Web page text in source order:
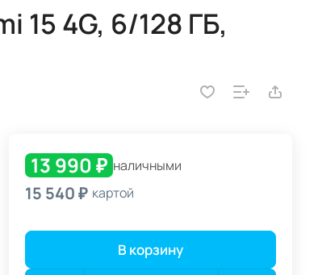
15 4G, 6/128 ГБ,
13 990 ₽ наличными
15 540 ₽ картой
В корзину